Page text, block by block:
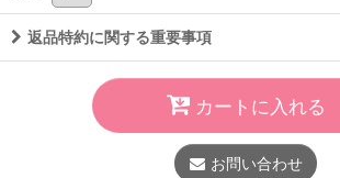
返品特約に関する重要事項
カートに入れる
お問い合わせ